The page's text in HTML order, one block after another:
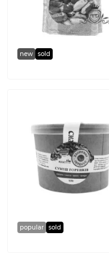
new sold
popular sold